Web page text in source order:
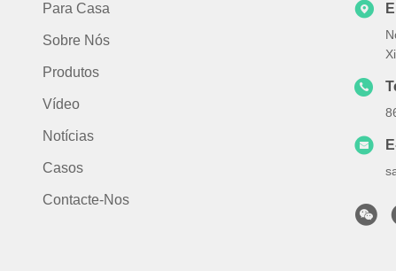
Para Casa
Sobre Nós
Produtos
Vídeo
Notícias
Casos
Contacte-Nos